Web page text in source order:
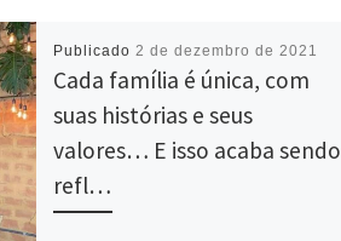
Publicado2 de dezembro de 2021
Cada família é única, com
suas histórias e seus
valores… E isso acaba sendo
refl…